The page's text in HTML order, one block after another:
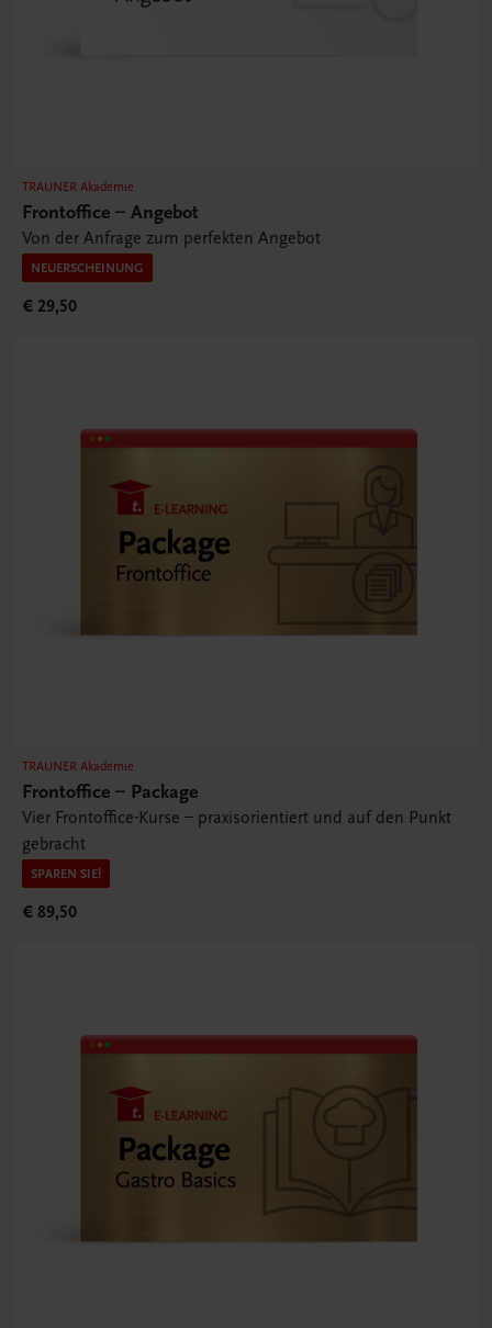
TRAUNER Akademie
Frontoffice – Angebot
Von der Anfrage zum perfekten Angebot
NEUERSCHEINUNG
€ 29,50
TRAUNER Akademie
Frontoffice – Package
Vier Frontoffice-Kurse – praxisorientiert und auf den Punkt
gebracht
SPAREN SIE!
€ 89,50